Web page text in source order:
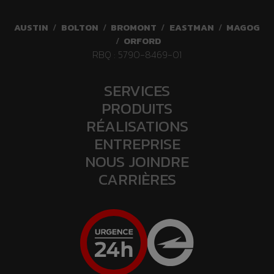
AUSTIN / BOLTON / BROMONT / EASTMAN / MAGOG
/ ORFORD
RBQ : 5790-8469-01
SERVICES
PRODUITS
RÉALISATIONS
ENTREPRISE
NOUS JOINDRE
CARRIÈRES